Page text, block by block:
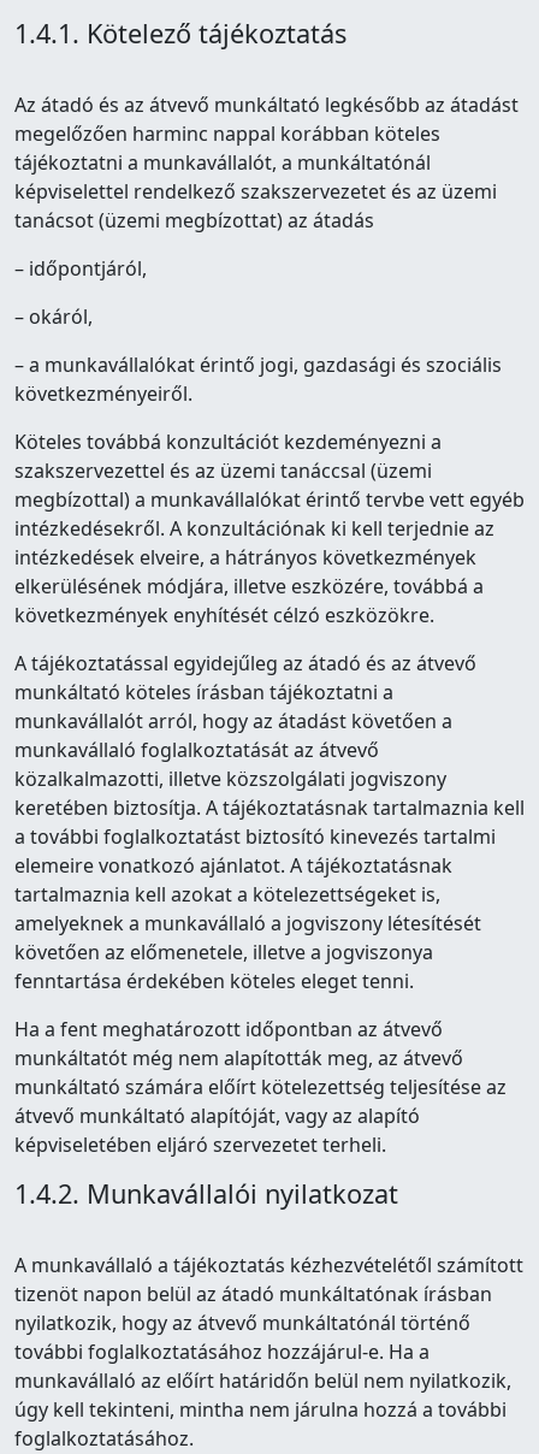
1.4.1. Kötelező tájékoztatás
Az átadó és az átvevő munkáltató legkésőbb az átadást
megelőzően harminc nappal korábban köteles
tájékoztatni a munkavállalót, a munkáltatónál
képviselettel rendelkező szakszervezetet és az üzemi
tanácsot (üzemi megbízottat) az átadás
– időpontjáról,
– okáról,
– a munkavállalókat érintő jogi, gazdasági és szociális
következményeiről.
Köteles továbbá konzultációt kezdeményezni a
szakszervezettel és az üzemi tanáccsal (üzemi
megbízottal) a munkavállalókat érintő tervbe vett egyéb
intézkedésekről. A konzultációnak ki kell terjednie az
intézkedések elveire, a hátrányos következmények
elkerülésének módjára, illetve eszközére, továbbá a
következmények enyhítését célzó eszközökre.
A tájékoztatással egyidejűleg az átadó és az átvevő
munkáltató köteles írásban tájékoztatni a
munkavállalót arról, hogy az átadást követően a
munkavállaló foglalkoztatását az átvevő
közalkalmazotti, illetve közszolgálati jogviszony
keretében biztosítja. A tájékoztatásnak tartalmaznia kell
a további foglalkoztatást biztosító kinevezés tartalmi
elemeire vonatkozó ajánlatot. A tájékoztatásnak
tartalmaznia kell azokat a kötelezettségeket is,
amelyeknek a munkavállaló a jogviszony létesítését
követően az előmenetele, illetve a jogviszonya
fenntartása érdekében köteles eleget tenni.
Ha a fent meghatározott időpontban az átvevő
munkáltatót még nem alapították meg, az átvevő
munkáltató számára előírt kötelezettség teljesítése az
átvevő munkáltató alapítóját, vagy az alapító
képviseletében eljáró szervezetet terheli.
1.4.2. Munkavállalói nyilatkozat
A munkavállaló a tájékoztatás kézhezvételétől számított
tizenöt napon belül az átadó munkáltatónak írásban
nyilatkozik, hogy az átvevő munkáltatónál történő
további foglalkoztatásához hozzájárul-e. Ha a
munkavállaló az előírt határidőn belül nem nyilatkozik,
úgy kell tekinteni, mintha nem járulna hozzá a további
foglalkoztatásához.